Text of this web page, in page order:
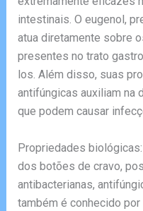
intestinais. O eugenol,
atua diretamente sobre
presentes no trato
los. Além disso, suas
antifúngicas auxiliam na
que podem causar
Propriedades
dos botões de cravo,
antibacterianas,
também é conhecido